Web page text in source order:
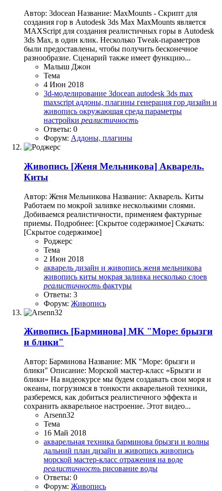
Автор: 3docean Название: MaxMounts - Скрипт для
создания гор в Autodesk 3ds Max MaxMounts является
MAXScript для создания реалистичных горы в Autodesk
3ds Max, в один клик. Несколько Tweak-параметров
были предоставлены, чтобы получить бесконечное
разнообразие. Сценарий также имеет функцию...
Малыш Джон
Тема
4 Июн 2018
3d-моделирование 3docean autodesk 3ds max
maxscript аддоны, плагины генерация гор дизайн и
живопись окружающая среда параметры
настройки реалистичность
Ответы: 0
Форум: Аддоны, плагины
Живопись [Женя Мельникова] Акварель.
Киты
Автор: Женя Мельникова Название: Акварель. Киты
Работаем по мокрой заливке несколькими слоями.
Добиваемся реалистичности, применяем фактурные
приемы. Подробнее: [Скрытое содержимое] Скачать:
[Скрытое содержимое]
Роджерc
Тема
2 Июн 2018
акварель дизайн и живопись женя мельникова
живопись киты мокрая заливка несколько слоев
реалистичность фактуры
Ответы: 3
Форум: Живопись
Живопись [Барминова] МК "Море: брызги
и блики"
Автор: Барминова Название: МК "Море: брызги и
блики" Описание: Морской мастер-класс «Брызги и
блики» На видеокурсе мы будем создавать свои моря и
океаны, погрузимся в тонкости акварельной техники,
разберемся, как добиться реалистичного эффекта и
сохранить акварельное настроение. Этот видео...
Arsenn32
Тема
16 Май 2018
акварельная техника барминова брызги и волны
дальний план дизайн и живопись живопись
морской мастер-класс отражения на воде
реалистичность рисование воды
Ответы: 0
Форум: Живопись